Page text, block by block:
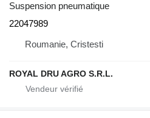
Suspension pneumatique
22047989
Roumanie, Cristesti
ROYAL DRU AGRO S.R.L.